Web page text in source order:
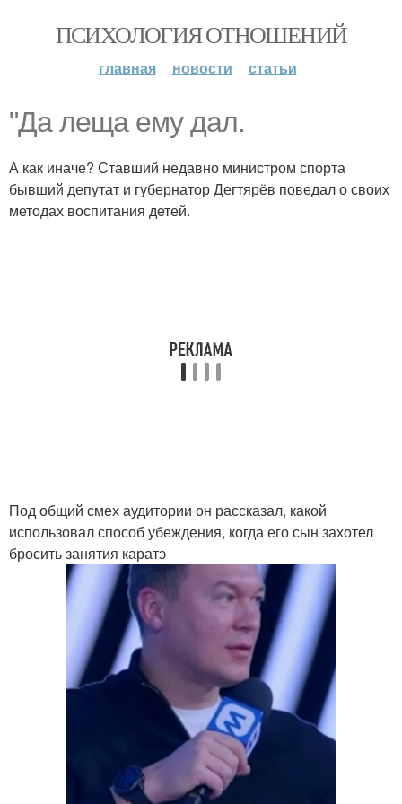
ПСИХОЛОГИЯ ОТНОШЕНИЙ
главная новости статьи
"Да леща ему дал.
А как иначе? Ставший недавно министром спорта
бывший депутат и губернатор Дегтярёв поведал о своих
методах воспитания детей.
Под общий смех аудитории он рассказал, какой
использовал способ убеждения, когда его сын захотел
бросить занятия каратэ